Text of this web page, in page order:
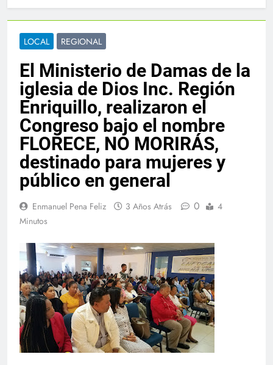
LOCAL REGIONAL
El Ministerio de Damas de la
iglesia de Dios Inc. Región
Enriquillo, realizaron el
Congreso bajo el nombre
FLORECE, NO MORIRÁS,
destinado para mujeres y
público en general
Enmanuel Pena Feliz 3 Años Atrás 0
4
Minutos